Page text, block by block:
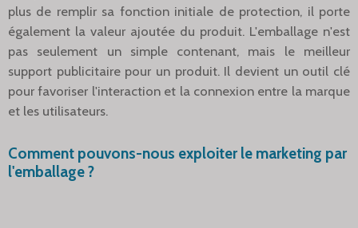
plus de remplir sa fonction initiale de protection, il porte
également la valeur ajoutée du produit. L'emballage n'est
pas seulement un simple contenant, mais le meilleur
support publicitaire pour un produit. Il devient un outil clé
pour favoriser l'interaction et la connexion entre la marque
et les utilisateurs.
Comment pouvons-nous exploiter le marketing par
l'emballage ?